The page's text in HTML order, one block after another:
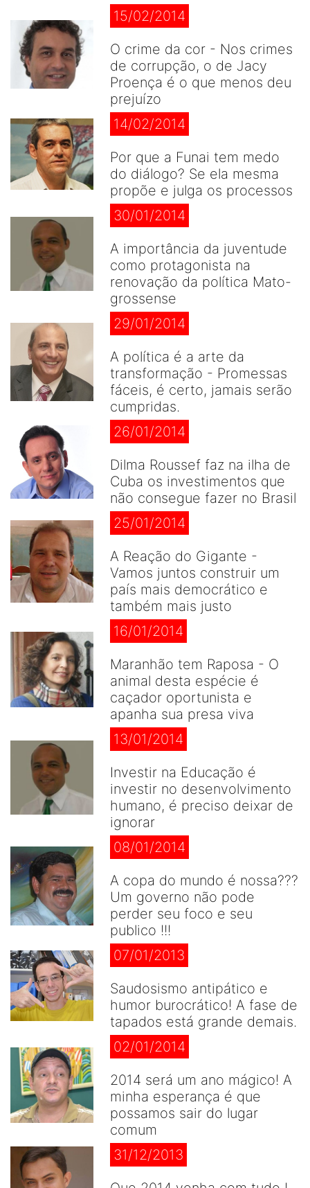
15/02/2014
O crime da cor - Nos crimes
de corrupção, o de Jacy
Proença é o que menos deu
prejuízo
14/02/2014
Por que a Funai tem medo
do diálogo? Se ela mesma
propõe e julga os processos
30/01/2014
A importância da juventude
como protagonista na
renovação da política Mato-
grossense
29/01/2014
A política é a arte da
transformação - Promessas
fáceis, é certo, jamais serão
cumpridas.
26/01/2014
Dilma Roussef faz na ilha de
Cuba os investimentos que
não consegue fazer no Brasil
25/01/2014
A Reação do Gigante -
Vamos juntos construir um
país mais democrático e
também mais justo
16/01/2014
Maranhão tem Raposa - O
animal desta espécie é
caçador oportunista e
apanha sua presa viva
13/01/2014
Investir na Educação é
investir no desenvolvimento
humano, é preciso deixar de
ignorar
08/01/2014
A copa do mundo é nossa???
Um governo não pode
perder seu foco e seu
publico !!!
07/01/2013
Saudosismo antipático e
humor burocrático! A fase de
tapados está grande demais.
02/01/2014
2014 será um ano mágico! A
minha esperança é que
possamos sair do lugar
comum
31/12/2013